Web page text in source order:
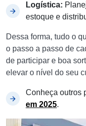
Logística:
estoque e
Dessa forma, tudo o
o passo a passo de
de participar e boa
elevar o nível do seu
Conheça outros
em 2025.